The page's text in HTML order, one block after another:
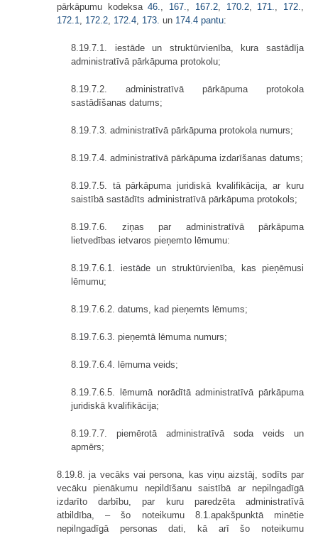
pārkāpumu kodeksa46., 167., 167.2, 170.2, 171., 172.,
172.1, 172.2, 172.4, 173. un 174.4 pantu:
8.19.7.1. iestāde un struktūrvienība, kura sastādīja
administratīvā pārkāpuma protokolu;
8.19.7.2. administratīvā pārkāpuma protokola
sastādīšanas datums;
8.19.7.3. administratīvā pārkāpuma protokola numurs;
8.19.7.4. administratīvā pārkāpuma izdarīšanas datums;
8.19.7.5. tā pārkāpuma juridiskā kvalifikācija, ar kuru
saistībā sastādīts administratīvā pārkāpuma protokols;
8.19.7.6. ziņas par administratīvā pārkāpuma
lietvedības ietvaros pieņemto lēmumu:
8.19.7.6.1. iestāde un struktūrvienība, kas pieņēmusi
lēmumu;
8.19.7.6.2. datums, kad pieņemts lēmums;
8.19.7.6.3. pieņemtā lēmuma numurs;
8.19.7.6.4. lēmuma veids;
8.19.7.6.5. lēmumā norādītā administratīvā pārkāpuma
juridiskā kvalifikācija;
8.19.7.7. piemērotā administratīvā soda veids un
apmērs;
8.19.8. ja vecāks vai persona, kas viņu aizstāj, sodīts par
vecāku pienākumu nepildīšanu saistībā ar nepilngadīgā
izdarīto darbību, par kuru paredzēta administratīvā
atbildība, – šo noteikumu 8.1.apakšpunktā minētie
nepilngadīgā personas dati, kā arī šo noteikumu